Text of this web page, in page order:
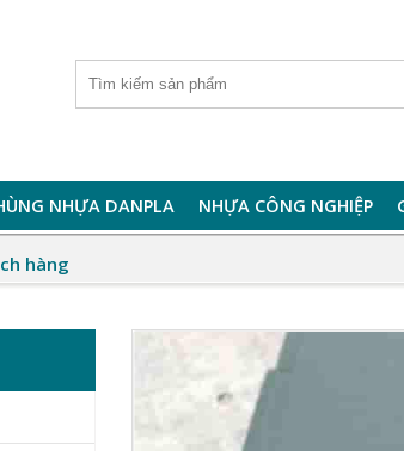
NHỰA DANPLA NHỰA CÔNG NGHIỆP
hàng